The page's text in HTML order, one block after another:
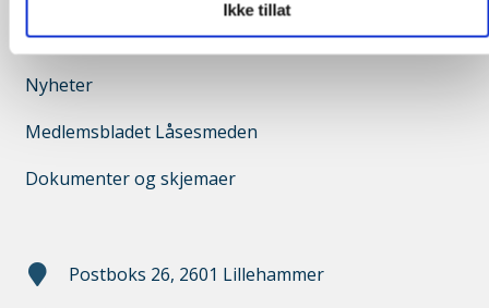
Ikke tillat
Finn FG godkjent låsesmed
Nyheter
Medlemsbladet Låsesmeden
Dokumenter og skjemaer
Postboks 26, 2601 Lillehammer